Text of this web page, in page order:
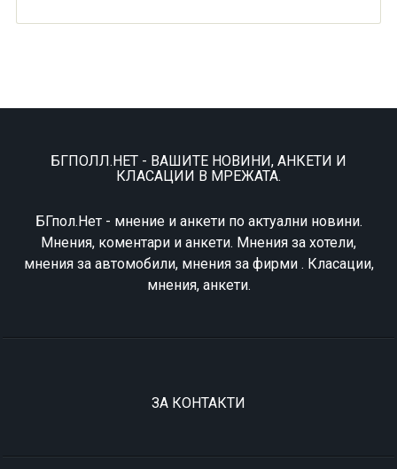
БГПОЛЛ.НЕТ - ВАШИТЕ НОВИНИ, АНКЕТИ И
КЛАСАЦИИ В МРЕЖАТА.
БГпол.Нет - мнение и анкети по актуални новини.
Мнения, коментари и анкети. Мнения за хотели,
мнения за автомобили, мнения за фирми . Класации,
мнения, анкети.
ЗА КОНТАКТИ